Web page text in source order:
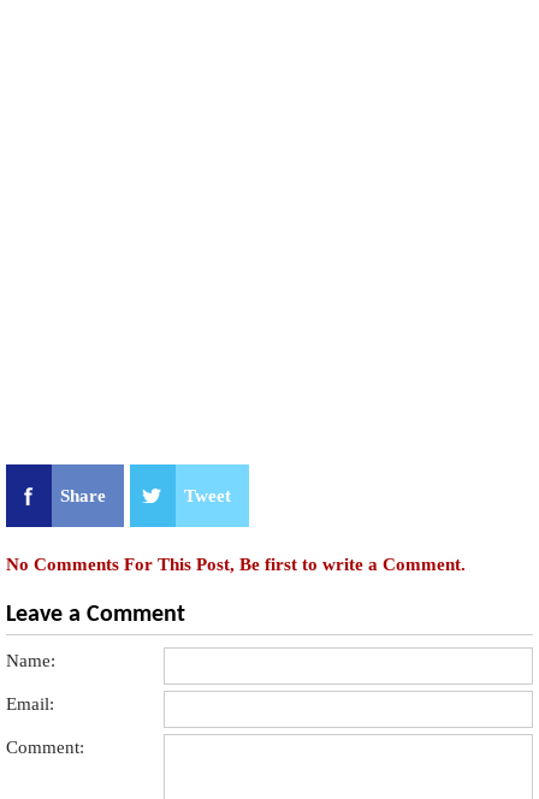
Share Tweet
No Comments For This Post, Be first to write a Comment.
Leave a Comment
Name:
Email:
Comment: